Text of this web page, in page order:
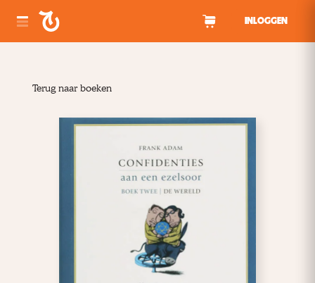
INLOGGEN
Terug naar boeken